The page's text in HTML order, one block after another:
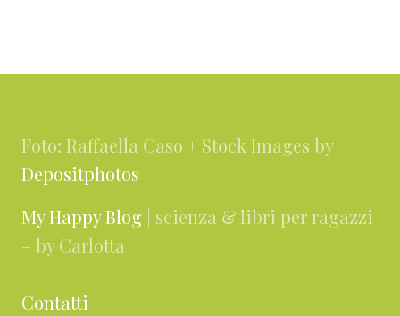
Foto: Raffaella Caso + Stock Images by
Depositphotos
My Happy Blog | scienza & libri per ragazzi
– by Carlotta
Contatti